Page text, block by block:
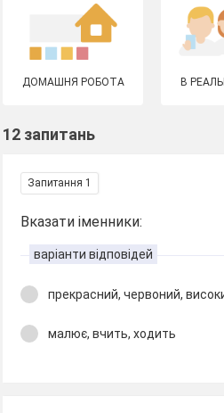
ДОМАШНЯ РОБОТА В
12 запитань
Запитання 1
Вказати іменники:
варіанти відповідей
прекрасний, червоний,
малює, вчить, ходить